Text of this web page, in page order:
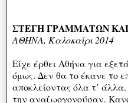
ΣΤΕΓΗ ΓΡΑΜΜΑΤΩΝ
ΑΘΗΝΑ, Καλοκαίρι 2014
Είχε έρθει Αθήνα για
όμως. Δεν θα το έκανε το
αποκλείοντας όλα τ’
την αναζωογονούσαν.